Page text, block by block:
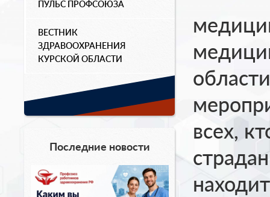
ПУЛЬС ПРОФСОЮЗА
ВЕСТНИК
ЗДРАВООХРАНЕНИЯ
КУРСКОЙ ОБЛАСТИ
Последние новости
всех,